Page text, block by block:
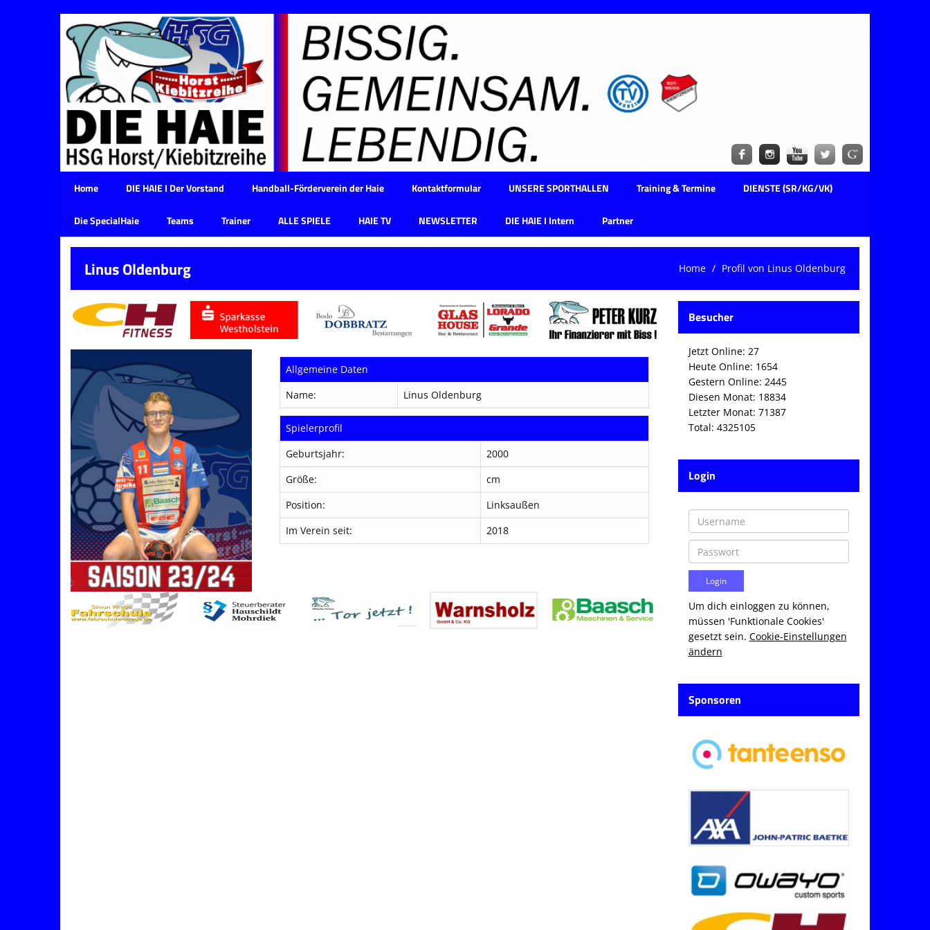
Home DIE HAIE I Der Vorstand Handball-Förderverein der Haie Kontaktformular UNSERE SPORTHALLEN Training & Termine DIENSTE (SR/KG/VK)
Die SpecialHaie Teams Trainer ALLE SPIELE HAIE TV NEWSLETTER DIE HAIE I Intern Partner
Linus Oldenburg Home Profil von Linus Oldenburg
Allgemeine Daten
Name:
Linus Oldenburg
Spielerprofil
Geburtsjahr:
2000
Größe:
cm
Position:
Linksaußen
Im Verein seit:
2018
Besucher
Jetzt Online: 27
Heute Online: 1654
Gestern Online: 2445
Diesen Monat: 18834
Letzter Monat: 71387
Total: 4325105
Login
Um dich einloggen zu können,
müssen 'Funktionale Cookies'
gesetzt sein. Cookie-Einstellungen
ändern
Sponsoren